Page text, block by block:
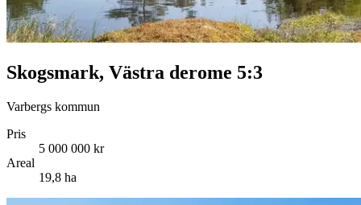
Skogsmark, Västra derome 5:3
Varbergs kommun
Pris
5 000 000 kr
Areal
19,8 ha